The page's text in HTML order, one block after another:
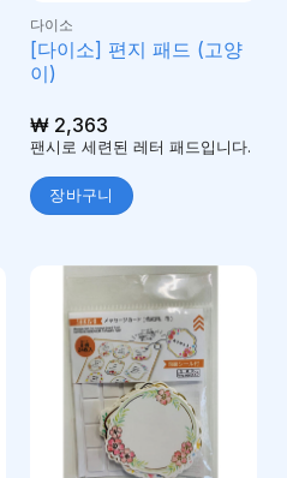
다이소
[다이소] 편지 패드 (고양
이)
₩2,363
팬시로 세련된 레터 패드입니다.
장바구니